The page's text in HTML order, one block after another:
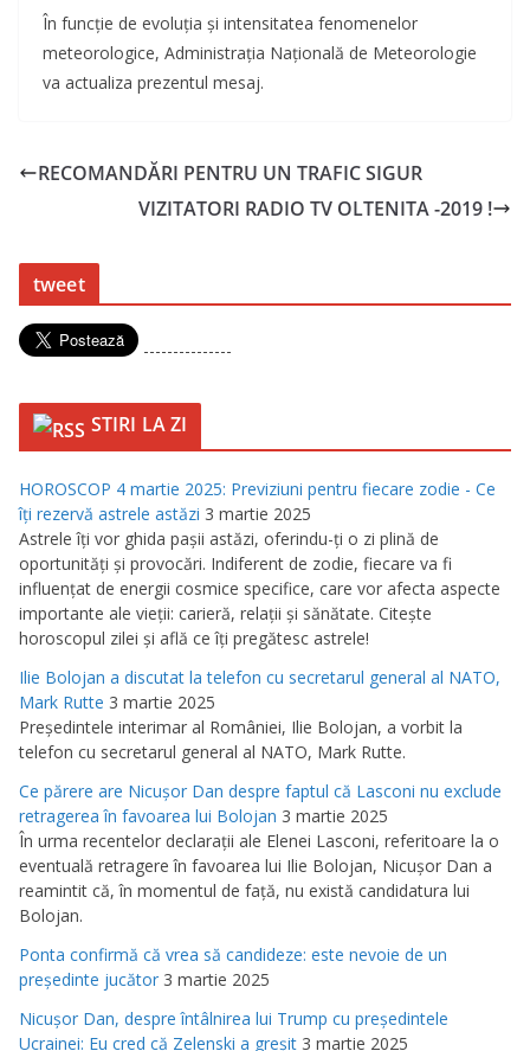
În funcţie de evoluţia şi intensitatea fenomenelor
meteorologice, Administraţia Naţională de Meteorologie
va actualiza prezentul mesaj.
RECOMANDĂRI PENTRU UN TRAFIC SIGUR
VIZITATORI RADIO TV OLTENITA -2019 !
tweet
---------------
STIRI LA ZI
HOROSCOP 4 martie 2025: Previziuni pentru fiecare zodie - Ce
îţi rezervă astrele astăzi 3 martie 2025
Astrele îţi vor ghida paşii astăzi, oferindu-ţi o zi plină de
oportunităţi şi provocări. Indiferent de zodie, fiecare va fi
influenţat de energii cosmice specifice, care vor afecta aspecte
importante ale vieţii: carieră, relaţii şi sănătate. Citeşte
horoscopul zilei şi află ce îţi pregătesc astrele!
Ilie Bolojan a discutat la telefon cu secretarul general al NATO,
Mark Rutte 3 martie 2025
Preşedintele interimar al României, Ilie Bolojan, a vorbit la
telefon cu secretarul general al NATO, Mark Rutte.
Ce părere are Nicuşor Dan despre faptul că Lasconi nu exclude
retragerea în favoarea lui Bolojan 3 martie 2025
În urma recentelor declaraţii ale Elenei Lasconi, referitoare la o
eventuală retragere în favoarea lui Ilie Bolojan, Nicuşor Dan a
reamintit că, în momentul de faţă, nu există candidatura lui
Bolojan.
Ponta confirmă că vrea să candideze: este nevoie de un
preşedinte jucător 3 martie 2025
Nicuşor Dan, despre întâlnirea lui Trump cu preşedintele
Ucrainei: Eu cred că Zelenski a greşit 3 martie 2025